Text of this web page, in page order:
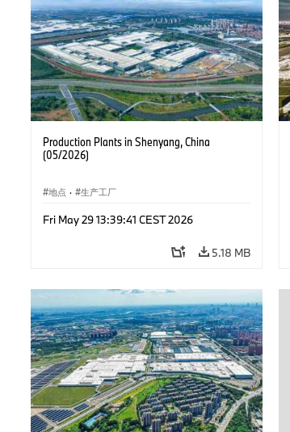
Production Plants in Shenyang, China
(05/2026)
地点 · 生产工厂
Fri May 29 13:39:41 CEST 2026
5.18 MB